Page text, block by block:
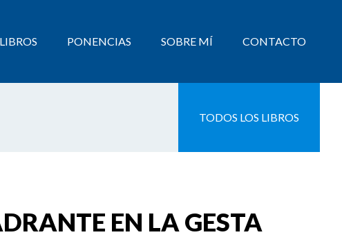
LIBROS PONENCIAS SOBRE MÍ CONTACTO
TODOS LOS LIBROS
EN LA GESTA